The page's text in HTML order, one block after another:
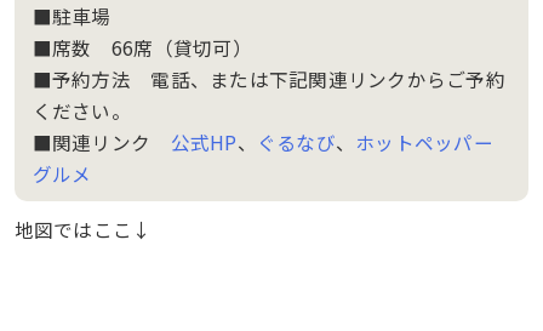
■駐車場
■席数 66席（貸切可）
■予約方法 電話、または下記関連リンクからご予約
ください。
■関連リンク 公式HP、 ぐるなび、 ホットペッパー
グルメ
地図ではここ↓